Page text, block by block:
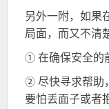
另外一附，如果
局面，而又不清
① 在确保安全的
② 尽快寻求帮助
要怕丢面子或者